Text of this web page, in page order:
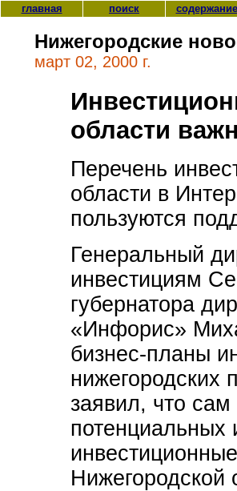
главная поиск содержание
Нижегородские
март 02, 2000 г.
области
Перечень
области в
пользуются
Генеральный
инвестициям
губернатора
«Инфорис»
бизнес-планы
нижегородских
заявил, что
потенциальных
Нижегородской